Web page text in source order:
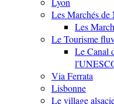
Les Marchés de
Les
Le Tourisme
Le Canal
Via Ferrata
Lisbonne
Le village